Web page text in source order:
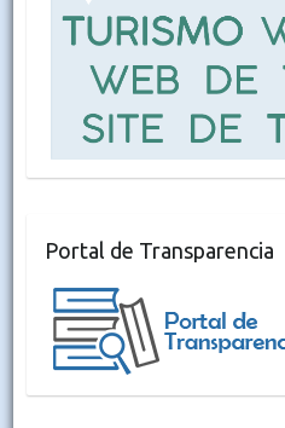
Portal de Transparencia